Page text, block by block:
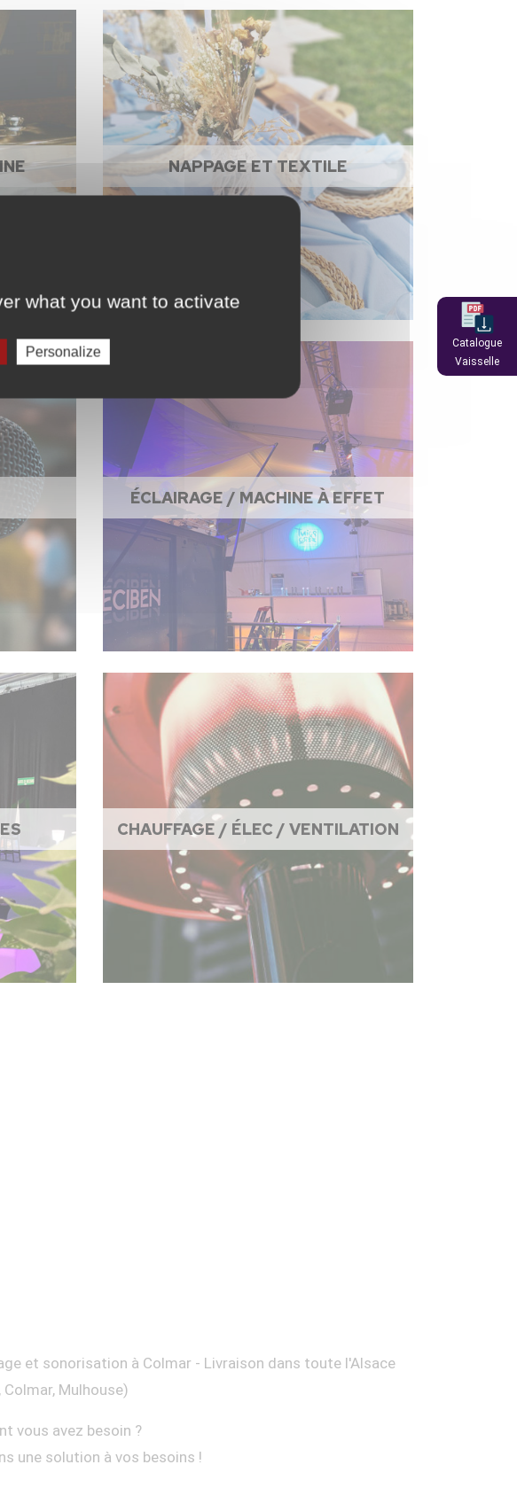
NAPPAGE ET TEXTILE
ÉCLAIRAGE / MACHINE À EFFET
CHAUFFAGE / ÉLEC / VENTILATION
et sonorisation à Colmar - Livraison dans toute l'Alsace
Mulhouse)
vous avez besoin ?
une solution à vos besoins !
Catalogue
Vaisselle
what you want to activate
Personalize